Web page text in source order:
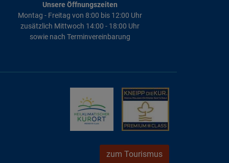
Unsere Öffnungszeiten
Montag - Freitag von 8:00 bis 12:00 Uhr
zusätzlich Mittwoch 14:00 - 18:00 Uhr
sowie nach Terminvereinbarung
zum Tourismus